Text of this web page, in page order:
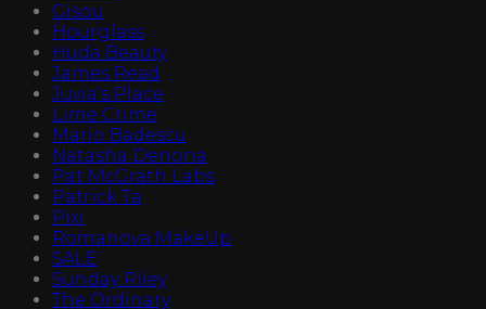
Gisou
Hourglass
Huda Beauty
James Read
Juvia's Place
Lime Crime
Mario Badescu
Natasha Denona
Pat McGrath Labs
Patrick Ta
Pixi
Romanova MakeUp
SALE
Sunday Riley
The Ordinary